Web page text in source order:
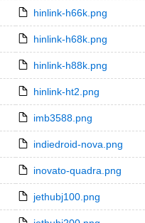
hinlink-h66k.png
hinlink-h68k.png
hinlink-h88k.png
hinlink-ht2.png
imb3588.png
indiedroid-nova.png
inovato-quadra.png
jethubj100.png